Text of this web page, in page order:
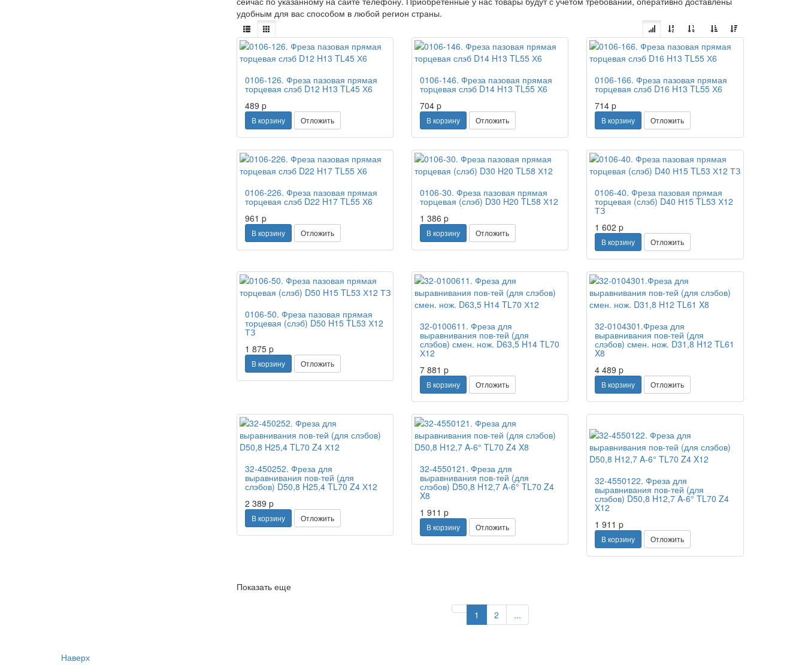
удобным для вас способом в любой регион страны.
0106-126. Фреза пазовая прямая
торцевая слэб D12 H13 TL45 Х6
489 p
В корзину Отложить
0106-146. Фреза пазовая прямая
торцевая слэб D14 H13 TL55 Х6
704 p
В корзину Отложить
0106-166. Фреза пазовая прямая
торцевая слэб D16 H13 TL55 Х6
714p
В корзину Отложить
0106-226. Фреза пазовая прямая
торцевая слэб D22 H17 TL55 Х6
961 p
В корзину Отложить
0106-30. Фреза пазовая прямая
торцевая (слэб) D30 H20 TL58 Х12
1 386 p
В корзину Отложить
0106-40. Фреза пазовая прямая
торцевая (слэб) D40 Н15 TL53 Х12
ТЗ
1 602p
В корзину Отложить
0106-50. Фреза пазовая прямая
торцевая (слэб) D50 H15 TL53 Х12
ТЗ
1 875 p
В корзину Отложить
32-0100611. Фреза для
выравнивания пов-тей (для
слэбов) смен. нож. D63,5 H14 TL70
Х12
7 881 p
В корзину Отложить
32-0104301.Фреза для
выравнивания пов-тей (для
слэбов) смен. нож. D31,8 H12 TL61
X8
4 489p
В корзину Отложить
32-450252. Фреза для
выравнивания пов-тей (для
слэбов) D50,8 H25,4 TL70 Z4 Х12
2 389 p
В корзину Отложить
32-4550121. Фреза для
выравнивания пов-тей (для
слэбов) D50,8 H12,7 A-6° TL70 Z4
X8
1 911 p
В корзину Отложить
32-4550122. Фреза для
выравнивания пов-тей (для
слэбов) D50,8 H12,7 A-6° TL70 Z4
X12
1 911p
В корзину Отложить
Показать еще
Previous
1 2 ...Next
Наверх